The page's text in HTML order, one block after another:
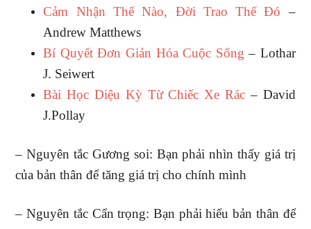
Cảm Nhận Thế Nào, Đời Trao Thế Đó –
Andrew Matthews
Bí Quyết Đơn Giản Hóa Cuộc Sống – Lothar
J. Seiwert
Bài Học Diệu Kỳ Từ Chiếc Xe Rác – David
J.Pollay
– Nguyên tắc Gương soi: Bạn phải nhìn thấy giá trị
của bản thân để tăng giá trị cho chính mình
– Nguyên tắc Cẩn trọng: Bạn phải hiểu bản thân để